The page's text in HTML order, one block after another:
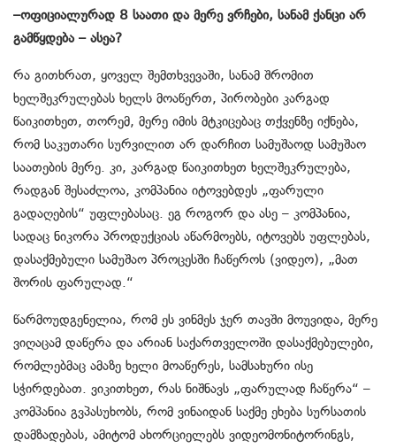
–ოფიციალურად 8 საათი და მერე ვრჩები, სანამ ქანცი არ
გამწყდება – ასეა?
რა გითხრათ, ყოველ შემთხვევაში, სანამ შრომით
ხელშეკრულებას ხელს მოაწერთ, პირობები კარგად
წაიკითხეთ, თორემ, მერე იმის მტკიცებაც თქვენზე იქნება,
რომ საკუთარი სურვილით არ დარჩით სამუშაოდ სამუშაო
საათების მერე. კი, კარგად წაიკითხეთ ხელშეკრულება,
რადგან შესაძლოა, კომპანია იტოვებდეს „ფარული
გადაღების“ უფლებასაც. ეგ როგორ და ასე – კომპანია,
სადაც ნიკორა პროდუქციას აწარმოებს, იტოვებს უფლებას,
დასაქმებული სამუშაო პროცესში ჩაწეროს (ვიდეო), „მათ
შორის ფარულად.“
წარმოუდგენელია, რომ ეს ვინმეს ჯერ თავში მოუვიდა, მერე
ვიღაცამ დაწერა და არიან საქართველოში დასაქმებულები,
რომლებმაც ამაზე ხელი მოაწერეს, სამსახური ისე
სჭირდებათ. ვიკითხეთ, რას ნიშნავს „ფარულად ჩაწერა“ –
კომპანია გვპასუხობს, რომ ვინაიდან საქმე ეხება სურსათის
დამზადებას, ამიტომ ახორციელებს ვიდეომონიტორინგს,